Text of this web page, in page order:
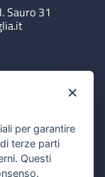
Sauro 31
×
per garantire
terze parti
Questi